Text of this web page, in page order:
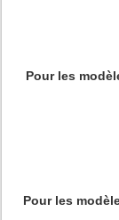
Pour les
Pour les